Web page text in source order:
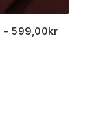
599,00kr